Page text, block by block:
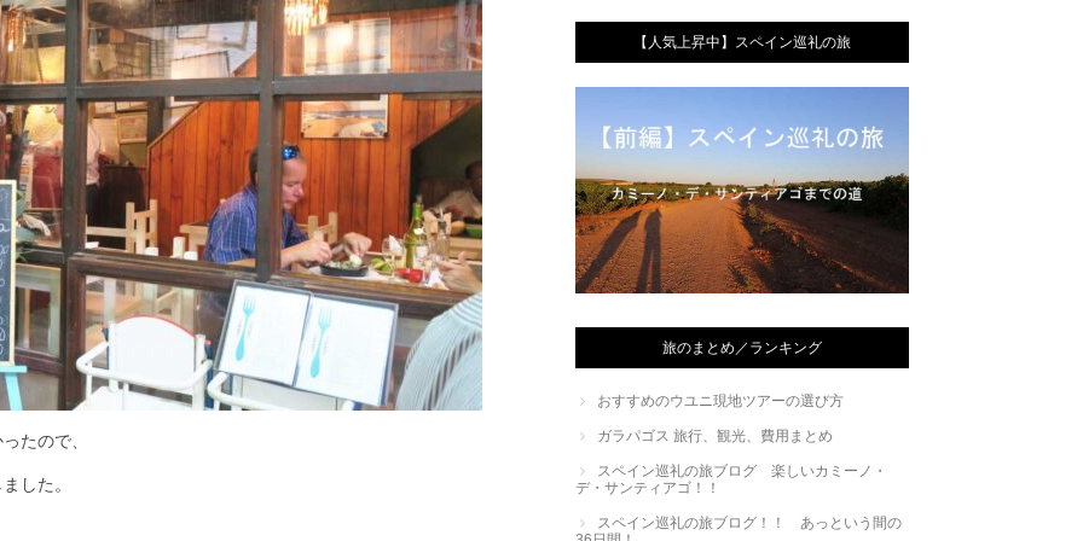
たので、
した。
【人気上昇中】スペイン巡礼の旅
旅のまとめ／ランキング
おすすめのウユニ現地ツアーの選び方
ガラパゴス 旅行、観光、費用まとめ
スペイン巡礼の旅ブログ 楽しいカミーノ・
デ・サンティアゴ！！
スペイン巡礼の旅ブログ！！ あっという間の